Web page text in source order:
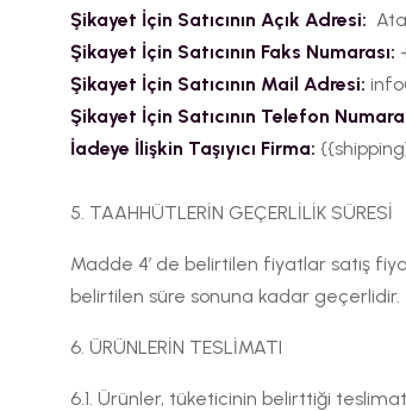
Şikayet İçin Satıcının Açık Adresi:
Şikayet İçin Satıcının Faks Numarası:
Şikayet İçin Satıcının Mail Adresi:
Şikayet İçin Satıcının Telefon
İadeye İlişkin Taşıyıcı Firma:
5. TAAHHÜTLERİN GEÇERLİLİK SÜRESİ
Madde 4’ de belirtilen fiyatlar satış
belirtilen süre sonuna kadar geçerlidir.
6. ÜRÜNLERİN TESLİMATI
6.1. Ürünler, tüketicinin belirttiği